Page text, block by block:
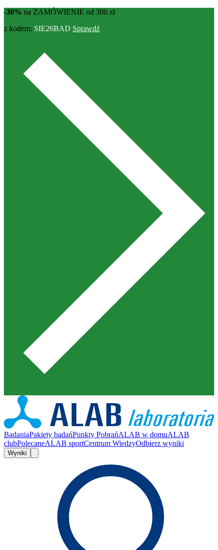
-30% na ZAMÓWIENIE od 300 zł
z kodem: SIE26BAD Sprawdź
BadaniaPakiety badańPunkty PobrańALAB w domuALAB
clubPolecaneALAB sportCentrum WiedzyOdbierz wyniki
Wyniki